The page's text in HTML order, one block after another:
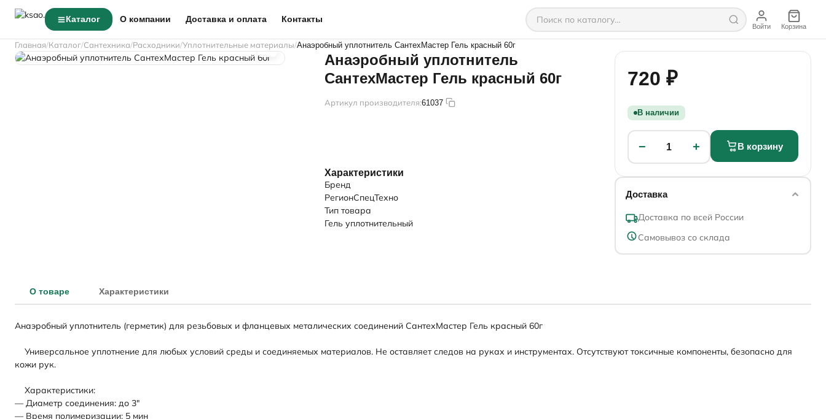
Каталог О компании Доставка и оплата Контакты
Войти Корзина
Главная Каталог Сантехника Расходники Уплотнительные материалы Анаэробный уплотнитель СантехМастер Гель красный 60г
Анаэробный уплотнитель
СантехМастер Гель красный 60г
Артикул производителя:61037
720 ₽
В наличии
− 1 + В корзину
Доставка
Доставка по всей России
Самовывоз со склада
Характеристики
Бренд
РегионСпецТехно
Тип товара
Гель уплотнительный
О товаре Характеристики
Анаэробный уплотнитель (герметик) для резьбовых и фланцевых металических соединений СантехМастер Гель красный 60г
Универсальное уплотнение для любых условий среды и соединяемых материалов. Не оставляет следов на руках и инструментах. Отсутствуют токсичные компоненты, безопасно для
кожи рук.
Характеристики:
— Диаметр соединения: до 3"
— Время полимеризации: 5 мин